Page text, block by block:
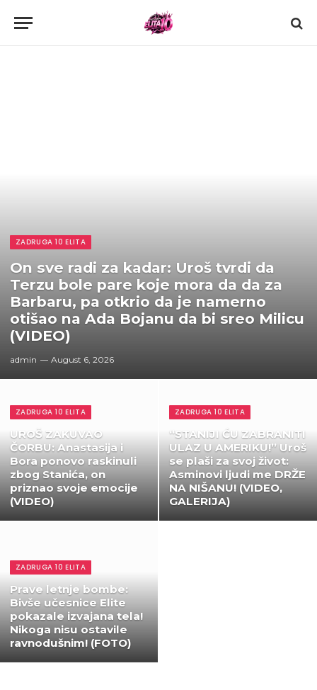
ZADRUGA 10 ELITA
On sve radi za kadar: Uroš tvrdi da
Terzu bole pare koje mora da da za
Barbaru, pa otkrio da je namerno
otišao na Ada Bojanu da bi sreo Milicu
(VIDEO)
admin August 6, 2026
ZADRUGA 10 ELITA
UROŠ ZAKUVAO
ČORBU: Anastasija i
Bora ponovo raskinuli
zbog Stanića, on
priznao svoje emocije
(VIDEO)
ZADRUGA 10 ELITA
“STANIJI ĆU ZABRANITI
ULAZ U AMERIKU!” Uroš
se plaši za svoj život:
Asminovi ljudi me DRŽE
NA NIŠANU! (VIDEO,
GALERIJA)
ZADRUGA 10 ELITA
Prave letnje bombe:
Bivše učesnice Elite
pokazale izvajana tela!
Nikoga nisu ostavile
ravnodušnim! (FOTO)